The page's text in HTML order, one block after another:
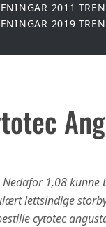
2011
2019
1,08
lettsindige
cytotec